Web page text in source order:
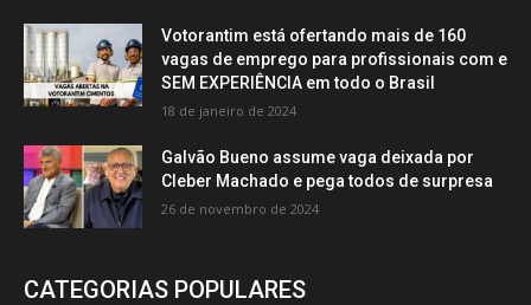
Votorantim está ofertando mais de 160
vagas de emprego para profissionais com e
SEM EXPERIÊNCIA em todo o Brasil
18 de janeiro de 2024
Galvão Bueno assume vaga deixada por
Cleber Machado e pega todos de surpresa
26 de novembro de 2024
CATEGORIAS POPULARES